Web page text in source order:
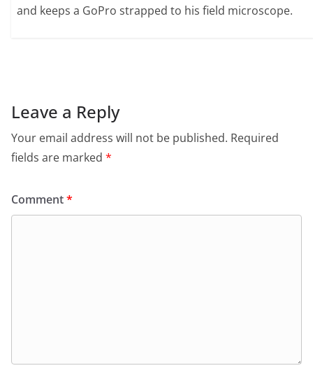
and keeps a GoPro strapped to his field microscope.
Leave a Reply
Your email address will not be published. Required
fields are marked *
Comment*